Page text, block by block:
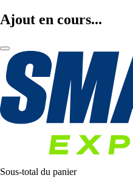
Ajout en cours...
Sous-total du panier